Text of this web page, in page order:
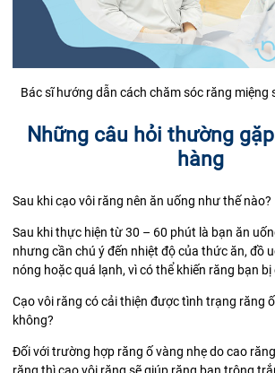
Bác sĩ hướng dẫn cách chăm sóc răng miệng
Những câu hỏi thường
hàng
Sau khi cạo vôi răng nên ăn uống như thế nào?
Sau khi thực hiện từ 30 – 60 phút là bạn ăn
nhưng cần chú ý đến nhiệt độ của thức ăn, đồ
nóng hoặc quá lạnh, vì có thể khiến răng bạn bị
Cạo vôi răng có cải thiện được tình trạng răng
không?
Đối với trường hợp răng ố vàng nhẹ do cao